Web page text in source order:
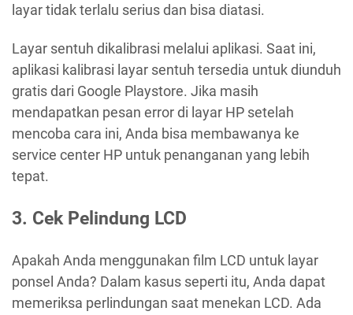
layar tidak terlalu serius dan bisa diatasi.
Layar sentuh dikalibrasi melalui aplikasi. Saat ini,
aplikasi kalibrasi layar sentuh tersedia untuk diunduh
gratis dari Google Playstore. Jika masih
mendapatkan pesan error di layar HP setelah
mencoba cara ini, Anda bisa membawanya ke
service center HP untuk penanganan yang lebih
tepat.
3. Cek Pelindung LCD
Apakah Anda menggunakan film LCD untuk layar
ponsel Anda? Dalam kasus seperti itu, Anda dapat
memeriksa perlindungan saat menekan LCD. Ada